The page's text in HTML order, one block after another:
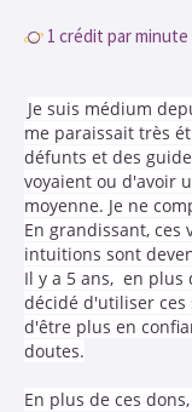
1 crédit par minute
Je suis médium
me paraissait très
défunts et des
voyaient ou d'avoir
moyenne. Je ne
En grandissant, ces
intuitions sont
Il y a 5 ans, en plus
décidé d'utiliser
d'être plus en
doutes.
En plus de ces